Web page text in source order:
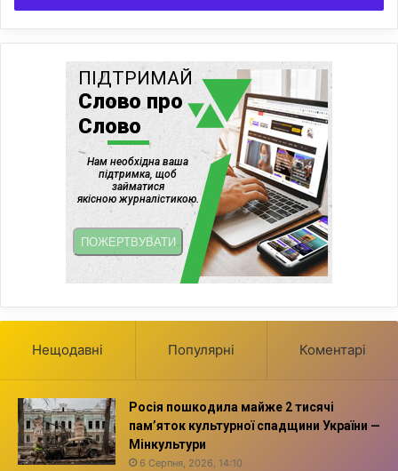
Нещодавні Популярні Коментарі
Росія пошкодила майже 2 тисячі
пам’яток культурної спадщини України —
Мінкультури
6 Серпня, 2026, 14:10